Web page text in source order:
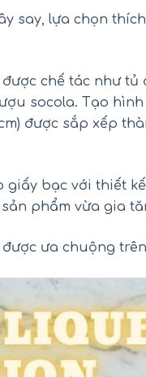
say, lựa chọn
chế tác như tủ
socola. Tạo
được sắp xếp
giấy bạc với thiết
phẩm vừa gia
ưa chuộng
Salt Fine
2.27kg
₫